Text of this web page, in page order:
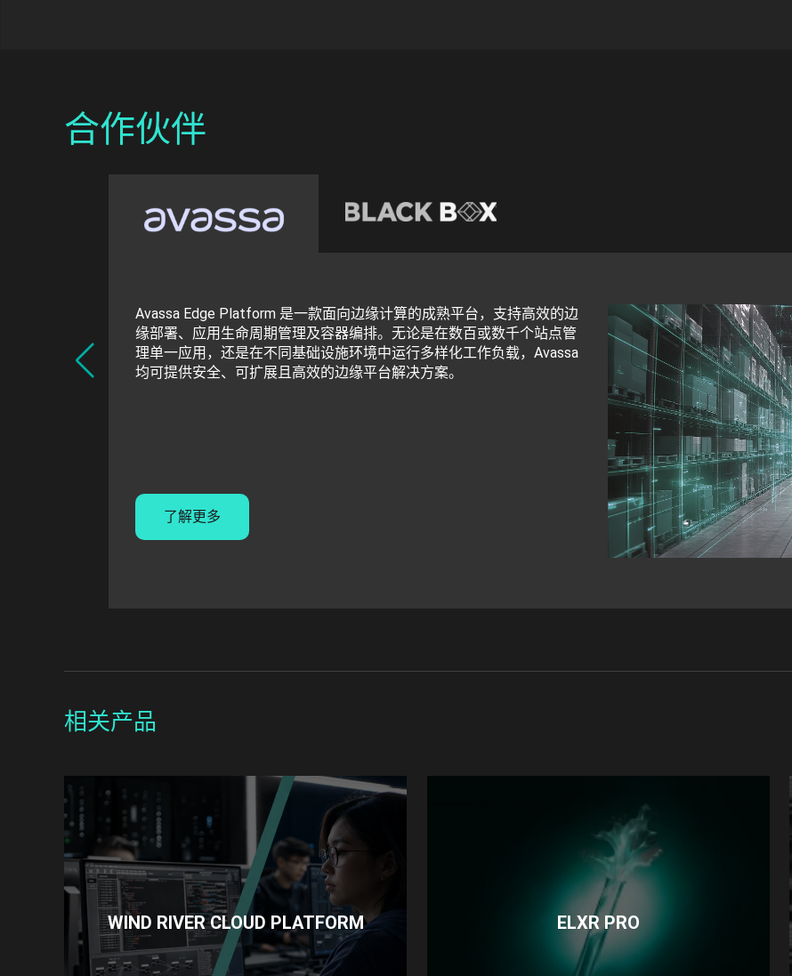
合作伙伴
Avassa Edge Platform 是一款面向边缘计算的成熟平台，支持高效的边
缘部署、应用生命周期管理及容器编排。无论是在数百或数千个站点管
理单一应用，还是在不同基础设施环境中运行多样化工作负载，Avassa
均可提供安全、可扩展且高效的边缘平台解决方案。
了解更多
相关产品
WIND RIVER CLOUD PLATFORM ELXR PRO